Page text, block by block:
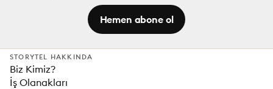
Hemen abone ol
STORYTEL HAKKINDA
Biz Kimiz?
İş Olanakları